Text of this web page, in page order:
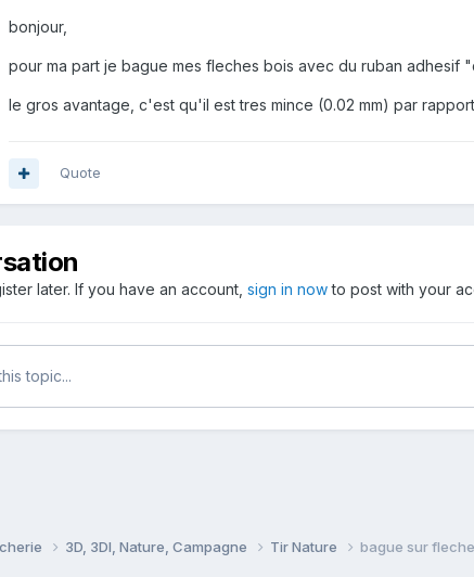
bonjour,
pour ma part je bague mes fleches bois avec du ruban
le gros avantage, c'est qu'il est tres mince (0.02 mm) par
Quote
later. If you have an account, sign in nowto post with your
topic...
3D, 3DI, Nature, Campagne Tir Nature bague sur